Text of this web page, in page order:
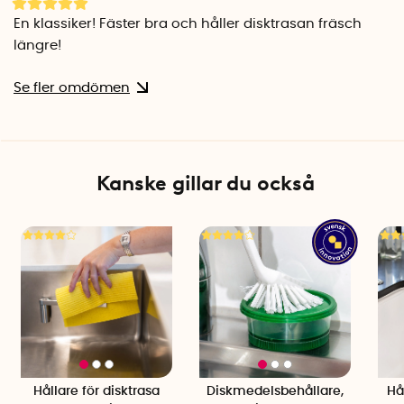
En klassiker! Fäster bra och håller disktrasan fräsch
längre!
Se fler omdömen
Kanske gillar du också
Hållare för disktrasa
Diskmedelsbehållare,